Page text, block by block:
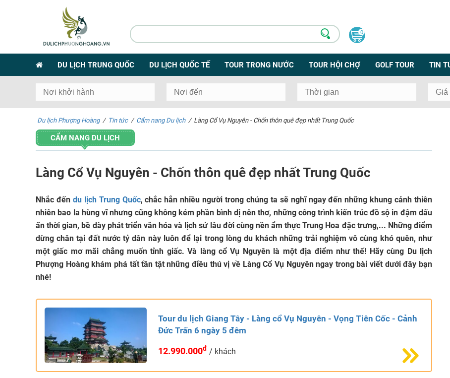
0
DU LỊCH TRUNG QUỐC DU LỊCH QUỐC TẾ TOUR TRONG NƯỚC TOUR HỘI CHỢ GOLF TOUR TIN
Du lịch Phượng Hoàng / Tin tức / Cẩm nang Du lịch / Làng Cổ Vụ Nguyên - Chốn thôn quê đẹp nhất Trung Quốc
CẨM NANG DU LỊCH
Làng Cổ Vụ Nguyên - Chốn thôn quê đẹp nhất Trung Quốc
Nhắc đến du lịch Trung Quốc, chắc hẳn nhiều người trong chúng ta sẽ nghĩ ngay đến những khung cảnh thiên
nhiên bao la hùng vĩ nhưng cũng không kém phần bình dị nên thơ, những công trình kiến trúc đồ sộ in đậm dấu
ấn thời gian, bề dày phát triển văn hóa và lịch sử lâu đời cùng nền ẩm thực Trung Hoa đặc trưng,... Những điểm
dừng chân tại đất nước tỷ dân này luôn để lại trong lòng du khách những trải nghiệm vô cùng khó quên, như
một giấc mơ mãi chẳng muốn tỉnh giấc. Và làng cổ Vụ Nguyên là một địa điểm như thế! Hãy cùng Du lịch
Phượng Hoàng khám phá tất tần tật những điều thú vị về Làng Cổ Vụ Nguyên ngay trong bài viết dưới đây bạn
nhé!
Tour du lịch Giang Tây - Làng cổ Vụ Nguyên - Vọng Tiên Cốc - Cảnh
Đức Trấn 6 ngày 5 đêm
12.990.000đ / khách